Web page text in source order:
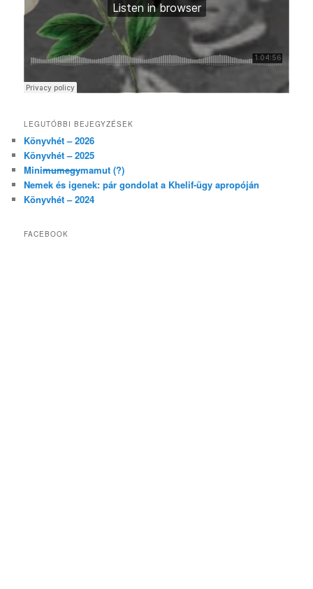
LEGUTÓBBI BEJEGYZÉSEK
Könyvhét – 2026
Könyvhét – 2025
Minimumegymamut (?)
Nemek és igenek: pár gondolat a Khelif-ügy apropóján
Könyvhét – 2024
FACEBOOK